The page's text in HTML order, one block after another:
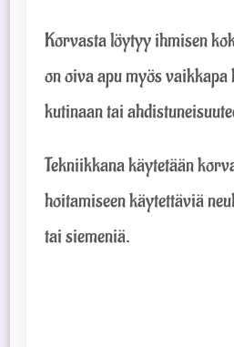
Korvasta löytyy ihmisen
on oiva apu myös
kutinaan tai
Tekniikkana käytetään
hoitamiseen käytettäviä
tai siemeniä.